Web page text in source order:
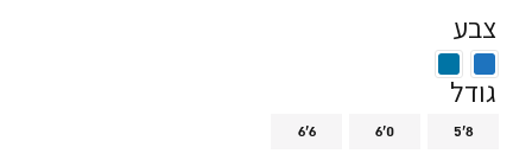
צבע
גודל
5'8
6'0
6'6